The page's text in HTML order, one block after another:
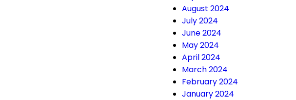
August 2024
July 2024
June 2024
May 2024
April 2024
March 2024
February 2024
January 2024